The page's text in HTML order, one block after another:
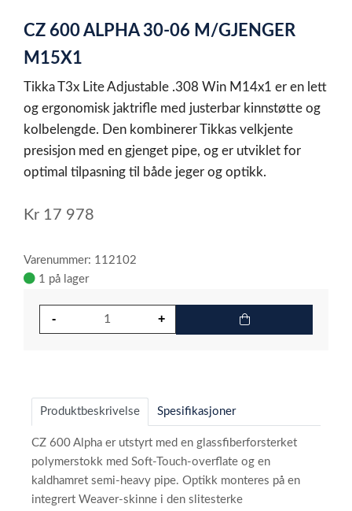
of
1
CZ 600 ALPHA 30-06 M/GJENGER
M15X1
Tikka T3x Lite Adjustable .308 Win M14x1 er en lett
og ergonomisk jaktrifle med justerbar kinnstøtte og
kolbelengde. Den kombinerer Tikkas velkjente
presisjon med en gjenget pipe, og er utviklet for
optimal tilpasning til både jeger og optikk.
Kr 17 978
Varenummer: 112102
1 på lager
Produktbeskrivelse Spesifikasjoner
CZ 600 Alpha er utstyrt med en glassfiberforsterket
polymerstokk med Soft-Touch-overflate og en
kaldhamret semi-heavy pipe. Optikk monteres på en
integrert Weaver-skinne i den slitesterke